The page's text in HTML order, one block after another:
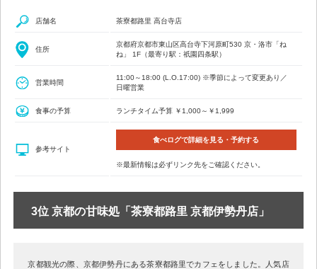
店舗名 茶寮都路里 高台寺店
住所
京都府京都市東山区高台寺下河原町530 京・洛市「ね
ね」 1F（最寄り駅：祇園四条駅）
営業時間
11:00～18:00 (L.O.17:00) ※季節によって変更あり／
日曜営業
食事の予算 ランチタイム予算 ￥1,000～￥1,999
参考サイト
食べログで詳細を見る・予約する
※最新情報は必ずリンク先をご確認ください。
3位 京都の甘味処「茶寮都路里 京都伊勢丹店」
京都観光の際、京都伊勢丹にある茶寮都路里でカフェをしました。人気店